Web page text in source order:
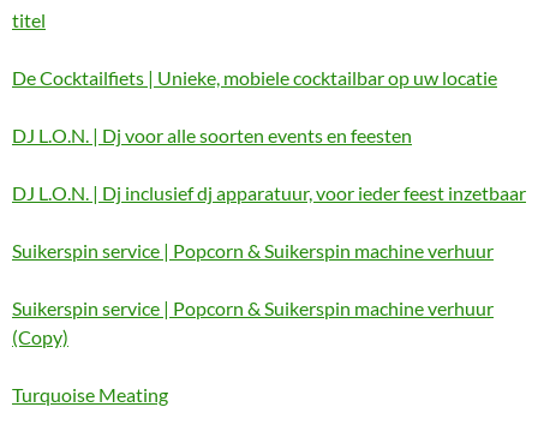
titel
De Cocktailfiets | Unieke, mobiele cocktailbar op uw locatie
DJ L.O.N. | Dj voor alle soorten events en feesten
DJ L.O.N. | Dj inclusief dj apparatuur, voor ieder feest inzetbaar
Suikerspin service | Popcorn & Suikerspin machine verhuur
Suikerspin service | Popcorn & Suikerspin machine verhuur
(Copy)
Turquoise Meating